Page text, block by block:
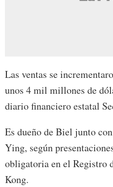
Las ventas se
unos 4 mil millones de
diario financiero estatal
Es dueño de Biel junto
Ying, según
obligatoria en el Registro
Kong.